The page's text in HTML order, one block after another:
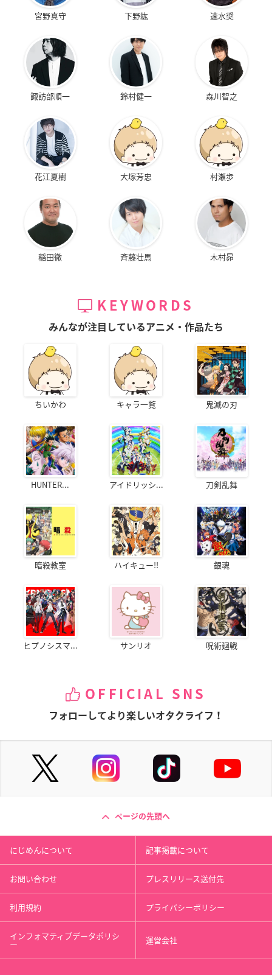
宮野真守 下野紘 速水奨
諏訪部順一 鈴村健一 森川智之
花江夏樹 大塚芳忠 村瀬歩
稲田徹 斉藤壮馬 木村昴
KEYWORDS
みんなが注目しているアニメ・作品たち
ちいかわ キャラ一覧 鬼滅の刃
HUNTER... アイドリッシ... 刀剣乱舞
暗殺教室 ハイキュー!! 銀魂
ヒプノシスマ... サンリオ 呪術廻戦
OFFICIAL SNS
フォローしてより楽しいオタクライフ！
ページの先頭へ
にじめんについて 記事掲載について
お問い合わせ プレスリリース送付先
利用規約 プライバシーポリシー
インフォマティブデータポリシ
ー 運営会社